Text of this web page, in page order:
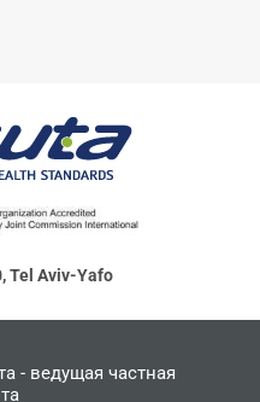
Tel Aviv-Yafo
- ведущая частная